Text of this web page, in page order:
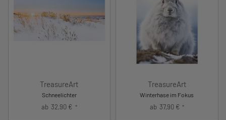
TreasureArt
Schneelichter
ab 32,90 € *
TreasureArt
Winterhase im Fokus
ab 37,90 € *